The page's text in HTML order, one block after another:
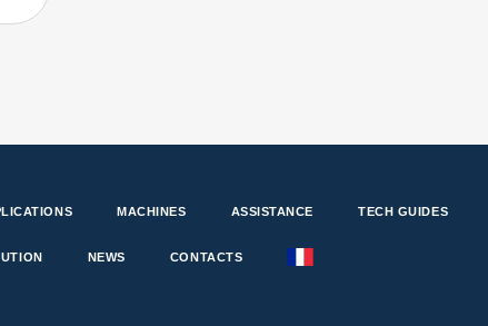
MACHINES ASSISTANCE TECH GUIDES
NEWS CONTACTS